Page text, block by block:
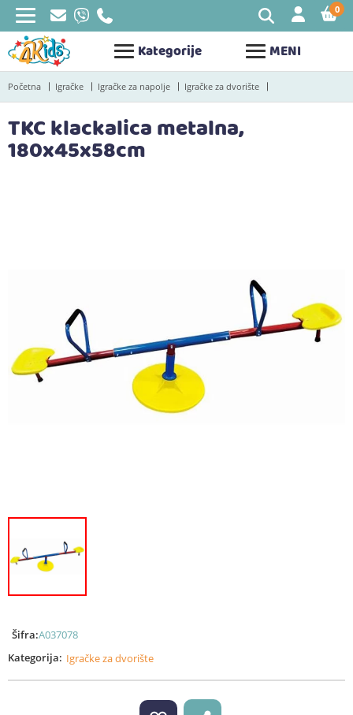
Kategorije MENI
0
Početna Igračke Igračke za napolje Igračke za dvorište
TKC klackalica metalna,
180x45x58cm
Šifra:A037078
Kategorija: Igračke za dvorište